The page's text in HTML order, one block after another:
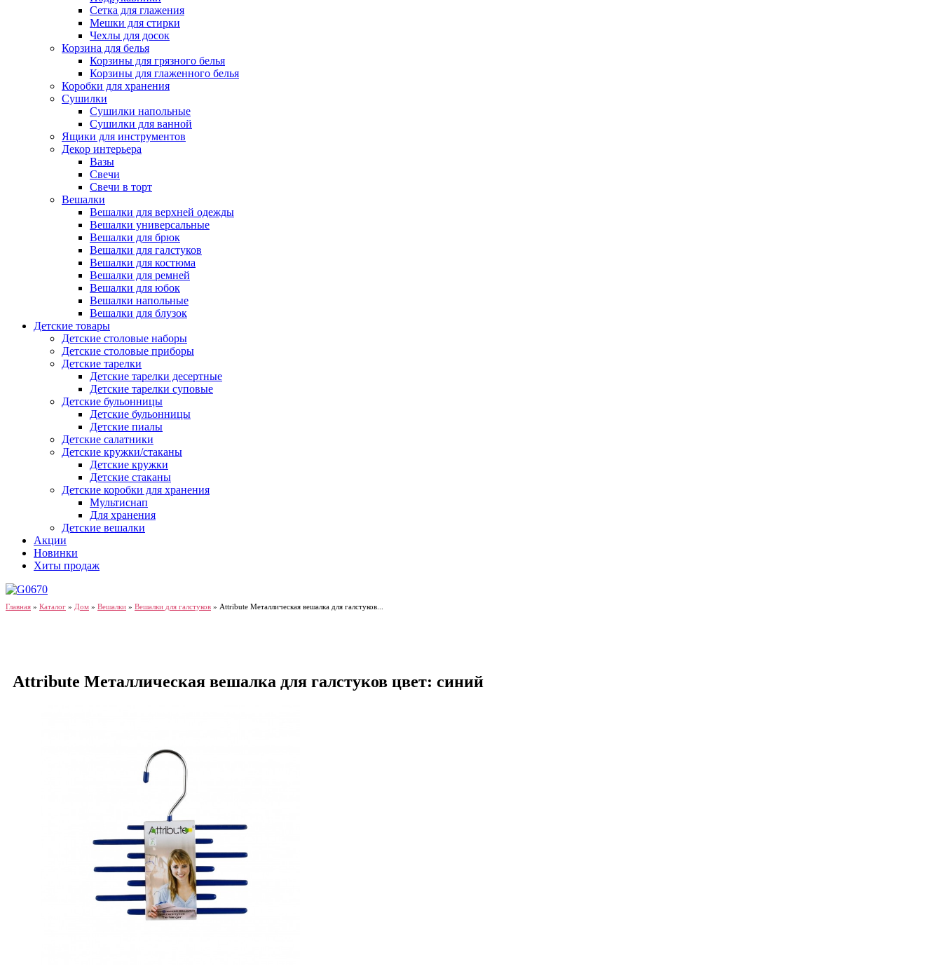
Сетка для глажения
Мешки для стирки
Чехлы для досок
Корзина для белья
Корзины для грязного белья
Корзины для глаженного белья
Коробки для хранения
Сушилки
Сушилки напольные
Сушилки для ванной
Ящики для инструментов
Декор интерьера
Вазы
Свечи
Свечи в торт
Вешалки
Вешалки для верхней одежды
Вешалки универсальные
Вешалки для брюк
Вешалки для галстуков
Вешалки для костюма
Вешалки для ремней
Вешалки для юбок
Вешалки напольные
Вешалки для блузок
Детские товары
Детские столовые наборы
Детские столовые приборы
Детские тарелки
Детские тарелки десертные
Детские тарелки суповые
Детские бульонницы
Детские бульонницы
Детские пиалы
Детские салатники
Детские кружки/стаканы
Детские кружки
Детские стаканы
Детские коробки для хранения
Мультиснап
Для хранения
Детские вешалки
Акции
Новинки
Хиты продаж
Главная » Каталог » Дом » Вешалки » Вешалки для галстуков » Attribute Металлическая вешалка для галстуков...
Attribute Металлическая вешалка для галстуков цвет: синий